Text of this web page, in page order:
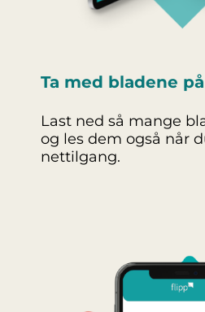
Ta med bladene
Last ned så mange
og les dem også når
nettilgang.